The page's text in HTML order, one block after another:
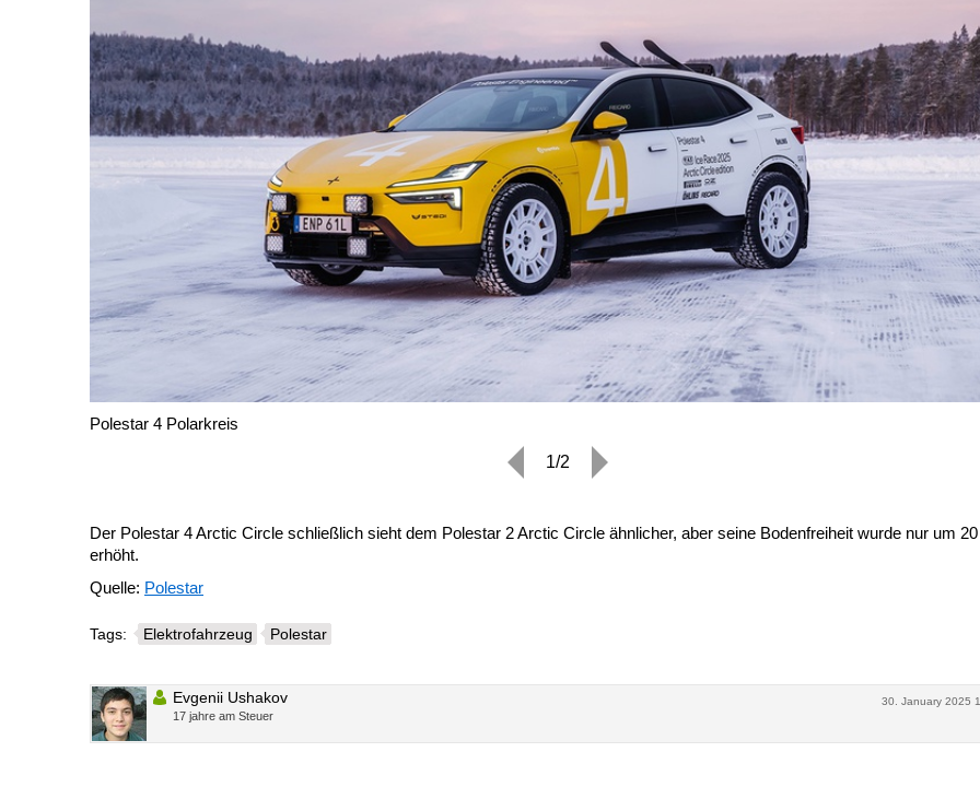
Polestar 4 Polarkreis
1/2
Der Polestar 4 Arctic Circle schließlich sieht dem Polestar 2 Arctic Circle ähnlicher, aber seine Bodenfreiheit wurde nur um
erhöht.
Quelle: Polestar
Tags: Elektrofahrzeug Polestar
30. January 2025
Evgenii Ushakov
17 jahre am Steuer